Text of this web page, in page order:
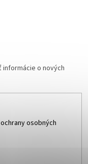
informácie o nových
osobných